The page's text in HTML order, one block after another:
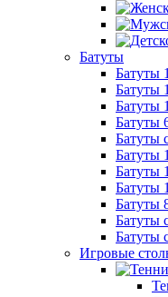
Батуты
Батуты
Батуты
Батуты
Батуты
Батуты
Батуты
Батуты
Батуты
Батуты
Батуты
Батуты
Игровые